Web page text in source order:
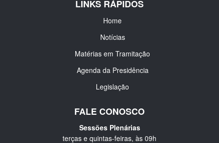
LINKS RÁPIDOS
Home
Notícias
Matérias em Tramitação
Agenda da Presidência
Legislação
FALE CONOSCO
Sessões Plenárias
terças e quintas-feiras, às 09h